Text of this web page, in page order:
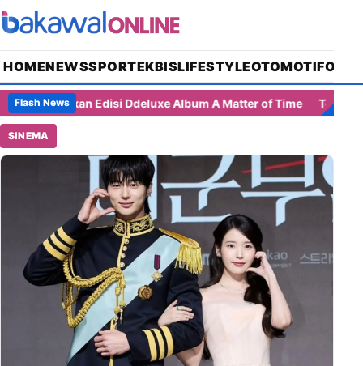
HOMENEWSSPORTEKBISLIFESTYLEOTOMOTIFOPINI
Flash News
Umumkan Edisi Ddeluxe Album A Matter of Time Town Hall
SINEMA